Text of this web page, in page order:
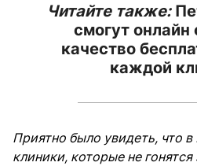
Читайте также:
смогут онлайн
качество
каждой
Приятно было увидеть, что в
клиники, которые не гонятся